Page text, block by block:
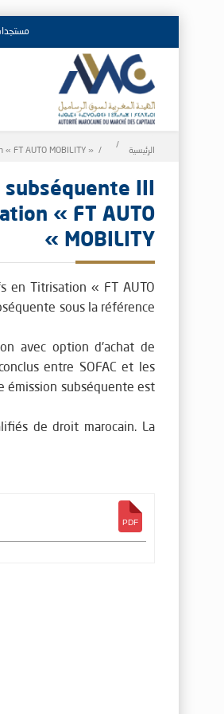
Breadcrumb
الرئيسية FT AUTO MOBILITY »
subséquente III
« FT AUTO
MOBILITY »
en Titrisation « FT AUTO
sous la référence
avec option d'achat de
entre SOFAC et les
émission subséquente est
de droit marocain. La